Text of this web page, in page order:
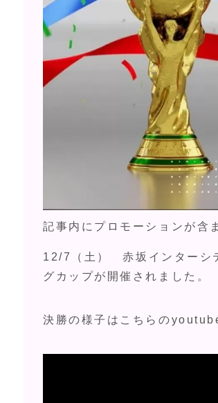
記事内にプロモーションが含
12/7（土） 赤坂インターシ
グカップが開催されました。
決勝の様子はこちらの